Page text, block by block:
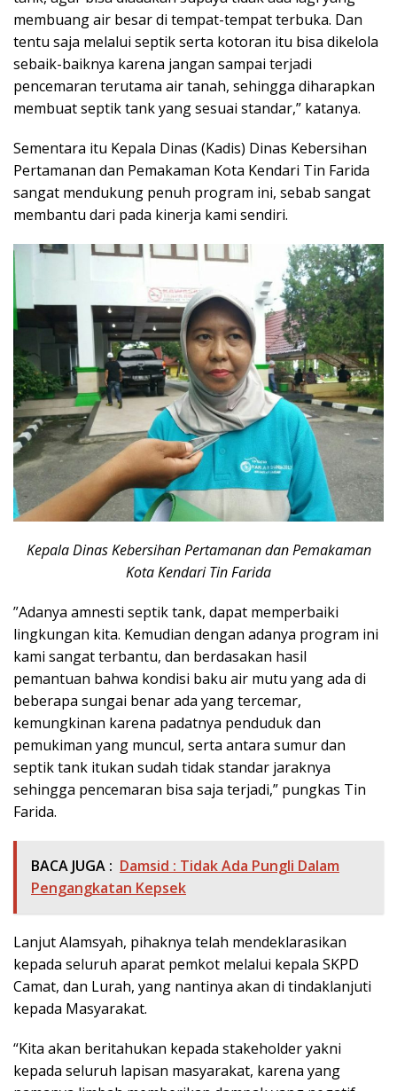
membuang air besar di tempat-tempat terbuka. Dan
tentu saja melalui septik serta kotoran itu bisa dikelola
sebaik-baiknya karena jangan sampai terjadi
pencemaran terutama air tanah, sehingga diharapkan
membuat septik tank yang sesuai standar,” katanya.
Sementara itu Kepala Dinas (Kadis) Dinas Kebersihan
Pertamanan dan Pemakaman Kota Kendari Tin Farida
sangat mendukung penuh program ini, sebab sangat
membantu dari pada kinerja kami sendiri.
Kepala Dinas Kebersihan Pertamanan dan Pemakaman
Kota Kendari Tin Farida
”Adanya amnesti septik tank, dapat memperbaiki
lingkungan kita. Kemudian dengan adanya program ini
kami sangat terbantu, dan berdasakan hasil
pemantuan bahwa kondisi baku air mutu yang ada di
beberapa sungai benar ada yang tercemar,
kemungkinan karena padatnya penduduk dan
pemukiman yang muncul, serta antara sumur dan
septik tank itukan sudah tidak standar jaraknya
sehingga pencemaran bisa saja terjadi,” pungkas Tin
Farida.
BACA JUGA : Damsid : Tidak Ada Pungli Dalam
Pengangkatan Kepsek
Lanjut Alamsyah, pihaknya telah mendeklarasikan
kepada seluruh aparat pemkot melalui kepala SKPD
Camat, dan Lurah, yang nantinya akan di tindaklanjuti
kepada Masyarakat.
“Kita akan beritahukan kepada stakeholder yakni
kepada seluruh lapisan masyarakat, karena yang